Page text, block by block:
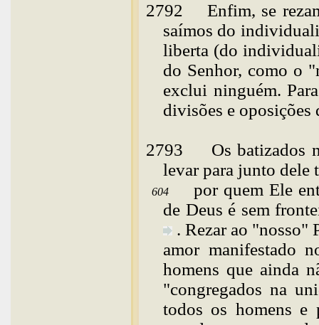
2792
Enfim, se
saímos do
liberta (do
do Senhor, como o
exclui ninguém.
divisões e oposições
2793 Os batizados
levar para junto dele
604por quem Ele
de Deus é sem
. Rezar ao "nosso"
amor manifestado
homens que ainda
"congregados na
todos os homens e